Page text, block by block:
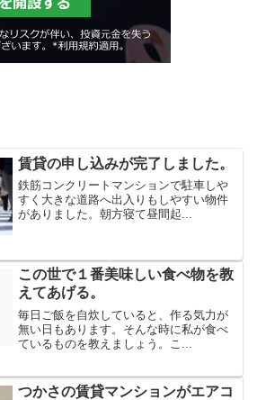
賃貸の申し込みが完了しました。
鉄筋コンクリートマンションで駐車しや
すく大きな道路へ出入りもしやすい物件
がありました。朝方寝て昼間起...
この世で１番美味しい食べ物を教
えてあげる。
毎日ご飯を自炊していると、作る気力が
無い日もあります。そんな時に私が食べ
ているものを教えましょう。こ...
つかさの賃貸マンションがエアコ